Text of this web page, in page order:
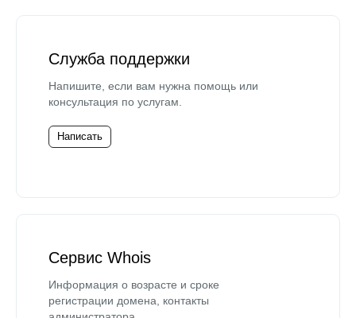
Служба поддержки
Напишите, если вам нужна помощь или
консультация по услугам.
Написать
Сервис Whois
Информация о возрасте и сроке
регистрации домена, контакты